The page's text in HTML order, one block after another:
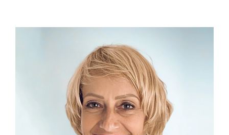
Biografija